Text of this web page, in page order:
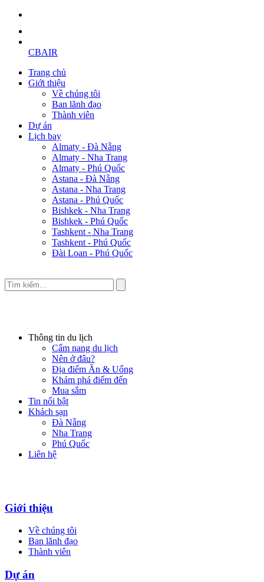
CBAIR
Trang chủ
Giới thiệu
Về chúng tôi
Ban lãnh đạo
Thành viên
Dự án
Lịch bay
Almaty - Đà Nẵng
Almaty - Nha Trang
Almaty - Phú Quốc
Astana - Đà Nẵng
Astana - Nha Trang
Astana - Phú Quốc
Bishkek - Nha Trang
Bishkek - Phú Quốc
Tashkent - Nha Trang
Tashkent - Phú Quốc
Đài Loan - Phú Quốc
Thông tin du lịch
Cẩm nang du lịch
Nên ở đâu?
Địa điểm Ăn & Uống
Khám phá điểm đến
Mua sắm
Tin nổi bật
Khách sạn
Đà Nẵng
Nha Trang
Phú Quốc
Liên hệ
Giới thiệu
Về chúng tôi
Ban lãnh đạo
Thành viên
Dự án